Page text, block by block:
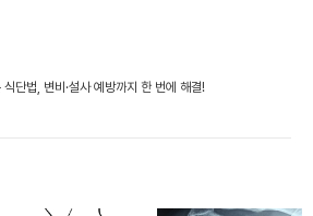
단법, 변비·설사 예방까지 한 번에 해결!